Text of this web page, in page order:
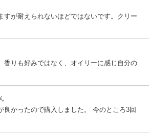
すが耐えられないほどではないです。クリー
香りも好みではなく、オイリーに感じ自分の
良かったので購入しました。 今のところ3回